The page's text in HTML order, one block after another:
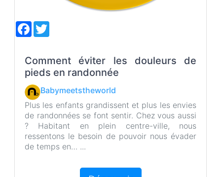
F
a
b
o
o
t
e
r
Comment éviter les douleurs de
pieds en randonnée
Babymeetstheworld
Plus les enfants grandissent et plus les envies
de randonnées se font sentir. Chez vous aussi
? Habitant en plein centre-ville, nous
ressentons le besoin de pouvoir nous évader
de temps en… ...